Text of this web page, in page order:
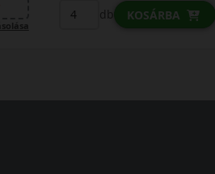
db KOSÁRBA